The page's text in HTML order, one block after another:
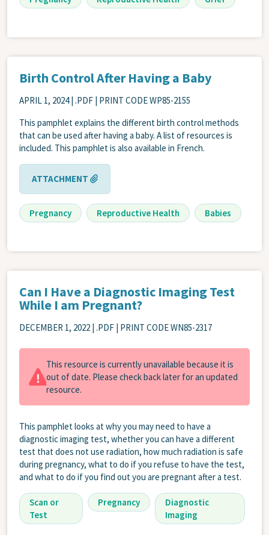
Birth Control After Having a Baby
APRIL 1, 2024 | .PDF | PRINT CODE WP85-2155
This pamphlet explains the different birth control methods
that can be used after having a baby. A list of resources is
included. This pamphlet is also available in French.
ATTACHMENT
Pregnancy Reproductive Health Babies
Can I Have a Diagnostic Imaging Test
While I am Pregnant?
DECEMBER 1, 2022 | .PDF | PRINT CODE WN85-2317
This resource is currently unavailable because it is
out of date. Please check back later for an updated
resource.
This pamphlet looks at why you may need to have a
diagnostic imaging test, whether you can have a different
test that does not use radiation, how much radiation is safe
during pregnancy, what to do if you refuse to have the test,
and what to do if you find out you are pregnant after a test.
Scan or
Test
Pregnancy
Diagnostic
Imaging